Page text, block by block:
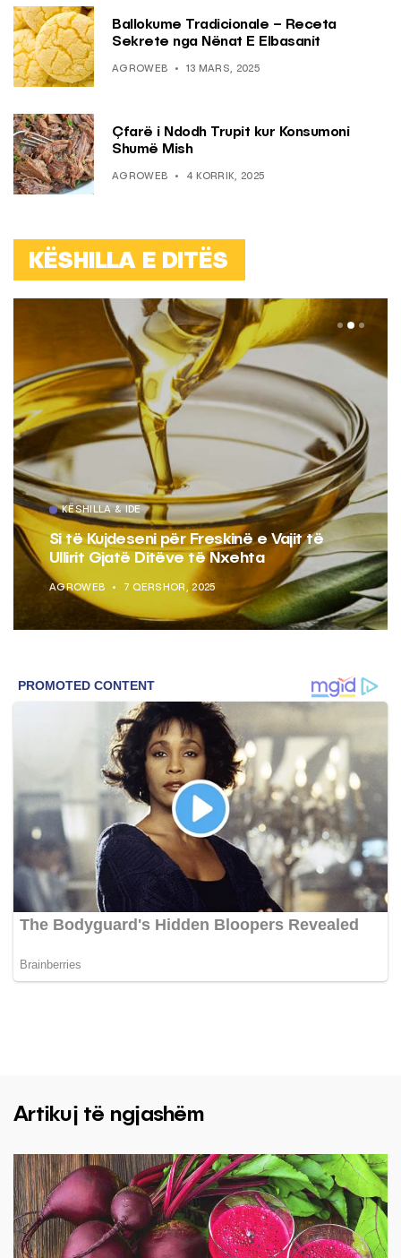
Ballokume Tradicionale – Receta
Sekrete nga Nënat E Elbasanit
AGROWEB 13 MARS, 2025
Çfarë i Ndodh Trupit kur Konsumoni
Shumë Mish
AGROWEB 4 KORRIK, 2025
KËSHILLA E DITËS
KËSHILLA & IDE
Si të Kujdeseni për Freskinë e Vajit të
Ullirit Gjatë Ditëve të Nxehta
AGROWEB 7 QERSHOR, 2025
Artikuj të ngjashëm